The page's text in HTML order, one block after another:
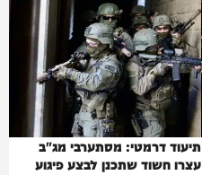
תיעוד דרמטי: מסתערבי מג"ב
עצרו חשוד שתכנן לבצע פיגוע